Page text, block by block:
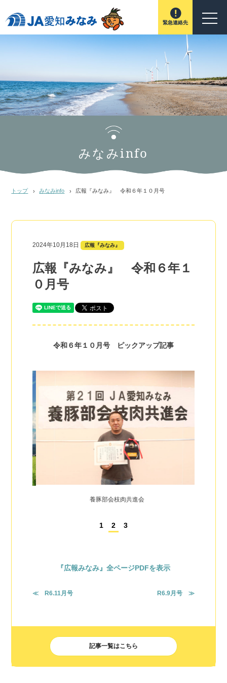
緊急連絡先
みなみinfo
トップ みなみinfo 広報『みなみ』 令和６年１０月号
2024年10月18日 広報『みなみ』
広報『みなみ』 令和６年１
０月号
令和６年１０月号 ピックアップ記事
養豚部会枝肉共進会
1 2 3
『広報みなみ』全ページPDFを表示
≪ R6.11月号 R6.9月号 ≫
記事一覧はこちら